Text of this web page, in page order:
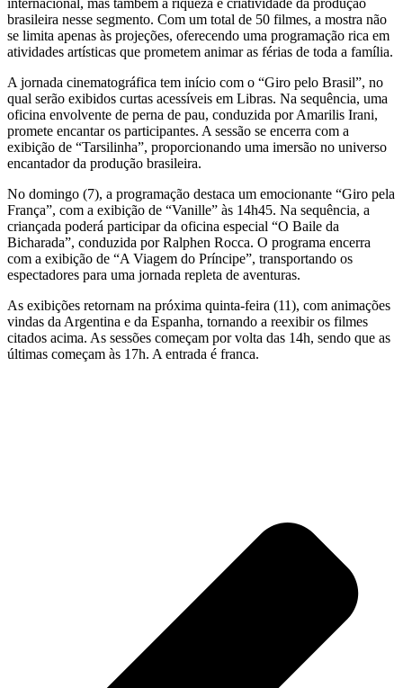
brasileira nesse segmento. Com um total de 50 filmes, a mostra não
se limita apenas às projeções, oferecendo uma programação rica em
atividades artísticas que prometem animar as férias de toda a família.
A jornada cinematográfica tem início com o “Giro pelo Brasil”, no
qual serão exibidos curtas acessíveis em Libras. Na sequência, uma
oficina envolvente de perna de pau, conduzida por Amarilis Irani,
promete encantar os participantes. A sessão se encerra com a
exibição de “Tarsilinha”, proporcionando uma imersão no universo
encantador da produção brasileira.
No domingo (7), a programação destaca um emocionante “Giro pela
França”, com a exibição de “Vanille” às 14h45. Na sequência, a
criançada poderá participar da oficina especial “O Baile da
Bicharada”, conduzida por Ralphen Rocca. O programa encerra
com a exibição de “A Viagem do Príncipe”, transportando os
espectadores para uma jornada repleta de aventuras.
As exibições retornam na próxima quinta-feira (11), com animações
vindas da Argentina e da Espanha, tornando a reexibir os filmes
citados acima. As sessões começam por volta das 14h, sendo que as
últimas começam às 17h. A entrada é franca.